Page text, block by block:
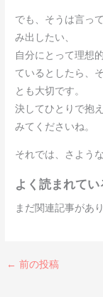
でも、そうは言っ
み出したい、
自分にとって理想
ているとしたら、
とも大切です。
決してひとりで抱
みてくださいね。
それでは、さような
よく読まれて
まだ関連記事があ
← 前の投稿